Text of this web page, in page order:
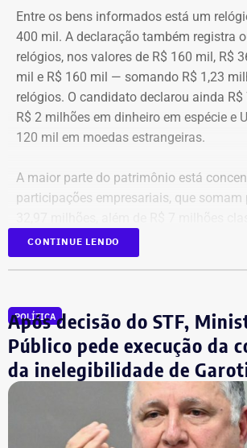
foram suspensos e a estatal perdeu o
aos recursos aplicados.
A administração informou ter avaliado a
recuperação do crédito levando em
de preferência dos credores, o histórico
em casos semelhantes e a posição
postura conservadora, optou por
integral do valor mediante a
A perda foi registrada integralmente em
Central.
Acordos judiciais crescem
1.500% em um ano
Outro vetor de pressão apareceu na
Entre os bens informados está um
400 mil. A declaração também registra
relógios, nos valores de R$ 160 mil, R$
mil e R$ 160 mil — somando R$ 1,23
relógios. O candidato declarou ainda
R$ 2 milhões em dinheiro em espécie e
120 mil em moedas estrangeiras.
A maior parte do patrimônio está
participações empresariais, que somam
“valores de diversos créditos”. Também
relação imóveis, incluindo uma
sobre marca, modelo ou valor de
CONTINUE LENDO
POLÍTICA
Após decisão do STF,
Público pede execução da
da inelegibilidade de